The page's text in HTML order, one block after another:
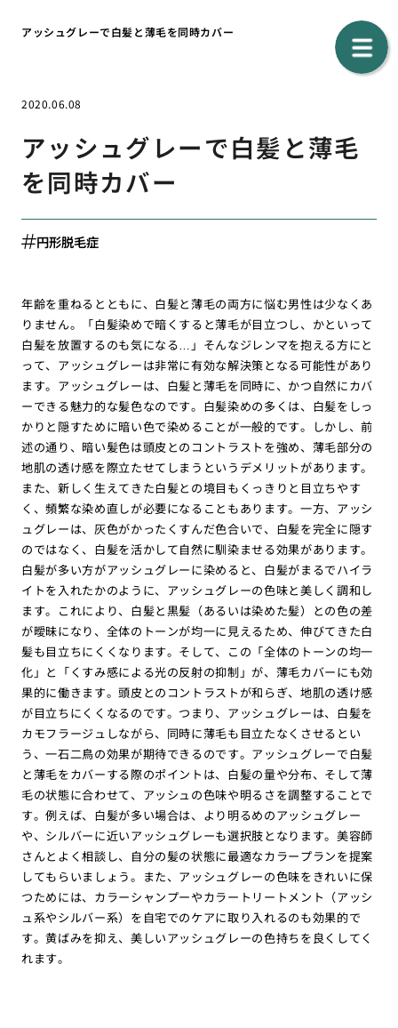
アッシュグレーで白髪と薄毛を同時カバー
2020.06.08
アッシュグレーで白髪と薄毛
を同時カバー
円形脱毛症
年齢を重ねるとともに、白髪と薄毛の両方に悩む男性は少なくあ
りません。「白髪染めで暗くすると薄毛が目立つし、かといって
白髪を放置するのも気になる…」そんなジレンマを抱える方にと
って、アッシュグレーは非常に有効な解決策となる可能性があり
ます。アッシュグレーは、白髪と薄毛を同時に、かつ自然にカバ
ーできる魅力的な髪色なのです。白髪染めの多くは、白髪をしっ
かりと隠すために暗い色で染めることが一般的です。しかし、前
述の通り、暗い髪色は頭皮とのコントラストを強め、薄毛部分の
地肌の透け感を際立たせてしまうというデメリットがあります。
また、新しく生えてきた白髪との境目もくっきりと目立ちやす
く、頻繁な染め直しが必要になることもあります。一方、アッシ
ュグレーは、灰色がかったくすんだ色合いで、白髪を完全に隠す
のではなく、白髪を活かして自然に馴染ませる効果があります。
白髪が多い方がアッシュグレーに染めると、白髪がまるでハイラ
イトを入れたかのように、アッシュグレーの色味と美しく調和し
ます。これにより、白髪と黒髪（あるいは染めた髪）との色の差
が曖昧になり、全体のトーンが均一に見えるため、伸びてきた白
髪も目立ちにくくなります。そして、この「全体のトーンの均一
化」と「くすみ感による光の反射の抑制」が、薄毛カバーにも効
果的に働きます。頭皮とのコントラストが和らぎ、地肌の透け感
が目立ちにくくなるのです。つまり、アッシュグレーは、白髪を
カモフラージュしながら、同時に薄毛も目立たなくさせるとい
う、一石二鳥の効果が期待できるのです。アッシュグレーで白髪
と薄毛をカバーする際のポイントは、白髪の量や分布、そして薄
毛の状態に合わせて、アッシュの色味や明るさを調整することで
す。例えば、白髪が多い場合は、より明るめのアッシュグレー
や、シルバーに近いアッシュグレーも選択肢となります。美容師
さんとよく相談し、自分の髪の状態に最適なカラープランを提案
してもらいましょう。また、アッシュグレーの色味をきれいに保
つためには、カラーシャンプーやカラートリートメント（アッシ
ュ系やシルバー系）を自宅でのケアに取り入れるのも効果的で
す。黄ばみを抑え、美しいアッシュグレーの色持ちを良くしてく
れます。